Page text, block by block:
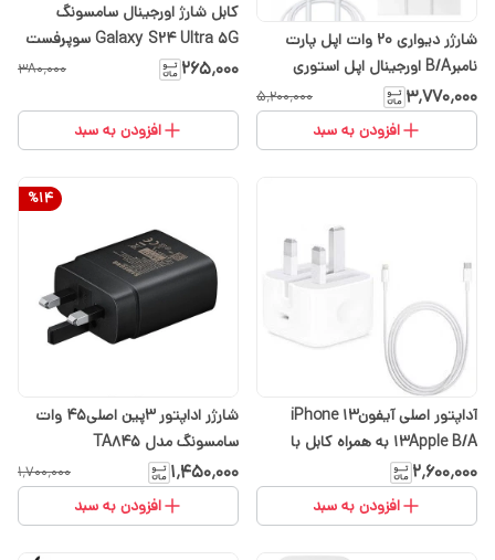
شارژر دیواری 20 وات اپل پارت
نامبرB/A اورجینال اپل استوری
۳٬۷۷۰٬۰۰۰ ۵٬۲۰۰٬۰۰۰
افزودن به سبد
کابل شارژ اورجینال سامسونگ
Galaxy S24 Ultra 5G سوپرفست
و انتقال اطلاعات ساخت سامسونگ
۲۶۵٬۰۰۰ ۳۸۰٬۰۰۰
افزودن به سبد
آداپتور اصلی آیفون13 iPhone
13Apple B/A به همراه کابل با
گارانتی ۶ ماهه ایران رهجویان
۲٬۶۰۰٬۰۰۰
افزودن به سبد
%14
شارژر اداپتور 3پین اصلی۴۵ وات
سامسونگ مدل TA845
۱٬۴۵۰٬۰۰۰ ۱٬۷۰۰٬۰۰۰
افزودن به سبد